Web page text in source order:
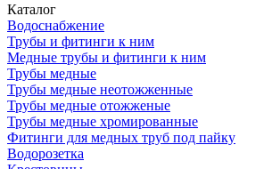
Каталог
Водоснабжение
Трубы и фитинги к ним
Медные трубы и фитинги к ним
Трубы медные
Трубы медные неотожженные
Трубы медные отожженые
Трубы медные хромированные
Фитинги для медных труб под пайку
Водорозетка